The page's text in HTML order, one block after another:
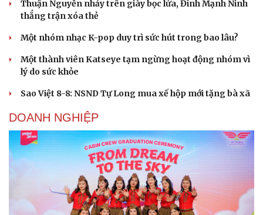
Thuận Nguyễn nhảy trên giày bọc lửa, Đinh Mạnh Ninh
thắng trận xóa thẻ
Một nhóm nhạc K-pop duy trì sức hút trong bao lâu?
Một thành viên Katseye tạm ngừng hoạt động nhóm vì
lý do sức khỏe
Sao Việt 8-8: NSND Tự Long mua xế hộp mới tặng bà xã
DOANH NGHIỆP